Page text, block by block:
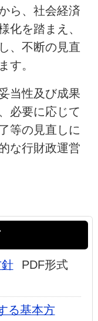
ら、社会経済
化を踏まえ、
、不断の見直
す。
当性及び成果
必要に応じて
等の見直しに
な行財政運営
PDF形式
る基本方